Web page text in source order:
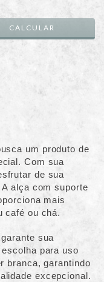
CALCULAR
um produto de
Com sua
de sua
alça com suporte
mais
café ou chá.
sua
para uso
branca, garantindo
excepcional.